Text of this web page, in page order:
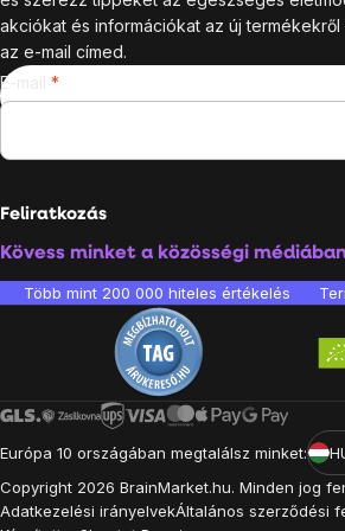
akciókat és információkat az új termékekről
az e-mail címed.
E-mail
Feliratkozás
Kövess minket a közösségi
Több mint 200 000 hiteles értékelés
Európa 10 országában megtalálsz minket:
Copyright 2026 BrainMarket.hu. Minden jog
Adatkezelési irányelvekÁltalános szerződési